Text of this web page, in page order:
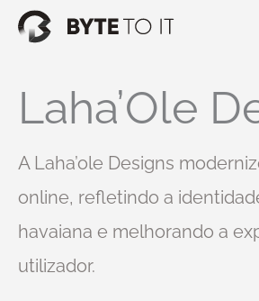
Skip
Laha’Ole
A Laha’ole Designs
online, refletindo a
havaiana e melhorando a
utilizador.